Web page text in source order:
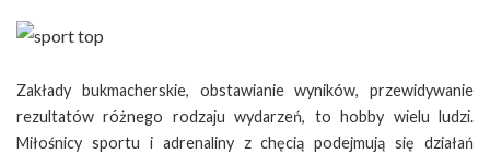
Zakłady bukmacherskie, obstawianie wyników, przewidywanie
rezultatów różnego rodzaju wydarzeń, to hobby wielu ludzi.
Miłośnicy sportu i adrenaliny z chęcią podejmują się działań